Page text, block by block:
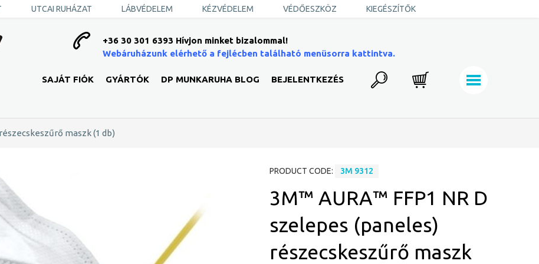
+36 30 301 6393 Hívjon minket bizalommal!
Webáruházunk elérhető a fejlécben található menüsorra kattintva.
SAJÁT FIÓK GYÁRTÓK DP MUNKARUHA BLOG BEJELENTKEZÉS
UTCAI RUHÁZAT LÁBVÉDELEM KÉZVÉDELEM VÉDŐESZKÖZ KIEGÉSZÍTŐK
maszk (1 db)
PRODUCT CODE: 3M 9312
3M™ AURA™ FFP1 NR D
szelepes (paneles)
részecskeszűrő maszk